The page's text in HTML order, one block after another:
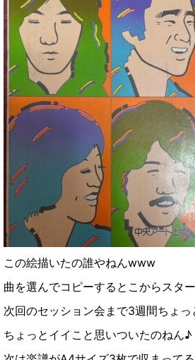
この絵描いたの誰やねんwww
曲を選んでコピーするとこからスター
次回のセッション会まで3週間ちょっ
ちょっとイイこと思いついたのねん♪